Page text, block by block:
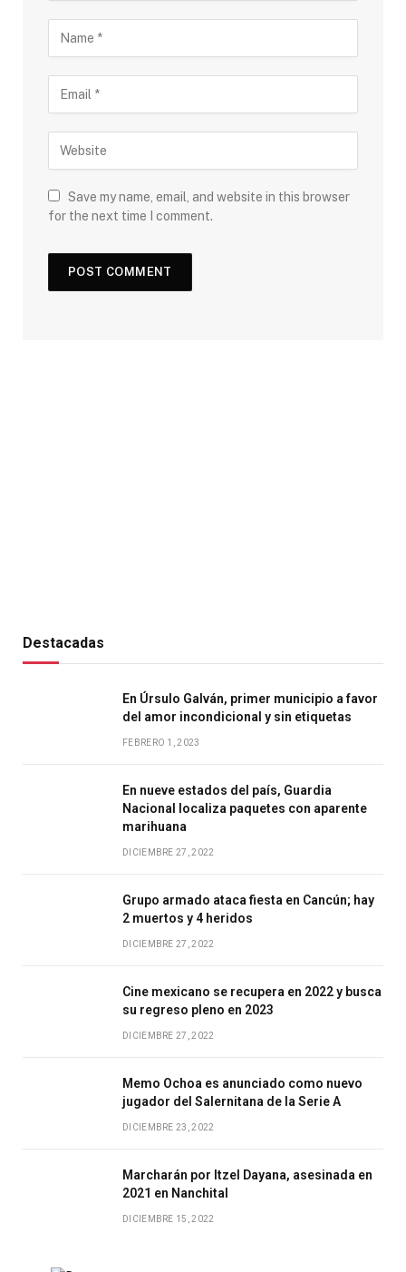
Save my name, email, and website in this browser
for the next time I comment.
Destacadas
En Úrsulo Galván, primer municipio a favor
del amor incondicional y sin etiquetas
FEBRERO 1, 2023
En nueve estados del país, Guardia
Nacional localiza paquetes con aparente
marihuana
DICIEMBRE 27, 2022
Grupo armado ataca fiesta en Cancún; hay
2 muertos y 4 heridos
DICIEMBRE 27, 2022
Cine mexicano se recupera en 2022 y busca
su regreso pleno en 2023
DICIEMBRE 27, 2022
Memo Ochoa es anunciado como nuevo
jugador del Salernitana de la Serie A
DICIEMBRE 23, 2022
Marcharán por Itzel Dayana, asesinada en
2021 en Nanchital
DICIEMBRE 15, 2022